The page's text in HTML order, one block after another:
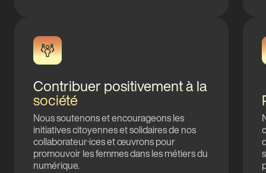
Contribuer positivement à la
société
Nous soutenons et encourageons les
initiatives citoyennes et solidaires de nos
collaborateur·ices et œuvrons pour
promouvoir les femmes dans les métiers du
numérique.